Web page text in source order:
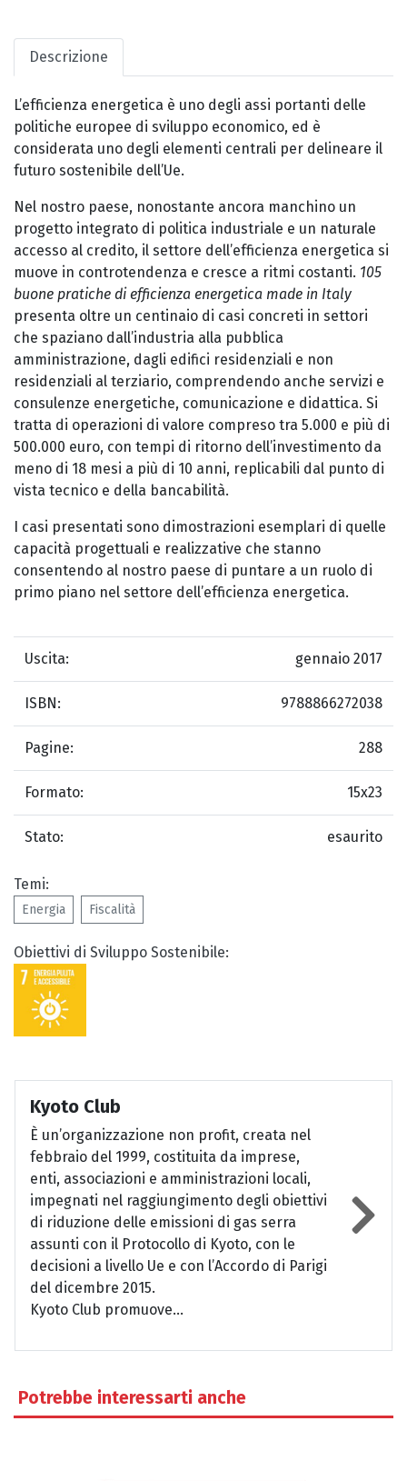
Descrizione
L’efficienza energetica è uno degli assi portanti delle
politiche europee di sviluppo economico, ed è
considerata uno degli elementi centrali per delineare il
futuro sostenibile dell’Ue.
Nel nostro paese, nonostante ancora manchino un
progetto integrato di politica industriale e un naturale
accesso al credito, il settore dell’efficienza energetica si
muove in controtendenza e cresce a ritmi costanti. 105
buone pratiche di efficienza energetica made in Italy
presenta oltre un centinaio di casi concreti in settori
che spaziano dall’industria alla pubblica
amministrazione, dagli edifici residenziali e non
residenziali al terziario, comprendendo anche servizi e
consulenze energetiche, comunicazione e didattica. Si
tratta di operazioni di valore compreso tra 5.000 e più di
500.000 euro, con tempi di ritorno dell’investimento da
meno di 18 mesi a più di 10 anni, replicabili dal punto di
vista tecnico e della bancabilità.
I casi presentati sono dimostrazioni esemplari di quelle
capacità progettuali e realizzative che stanno
consentendo al nostro paese di puntare a un ruolo di
primo piano nel settore dell’efficienza energetica.
Uscita: gennaio 2017
ISBN: 9788866272038
Pagine: 288
Formato: 15x23
Stato: esaurito
Temi:
Energia Fiscalità
Obiettivi di Sviluppo Sostenibile:
Kyoto Club
È un’organizzazione non profit, creata nel
febbraio del 1999, costituita da imprese,
enti, associazioni e amministrazioni locali,
impegnati nel raggiungimento degli obiettivi
di riduzione delle emissioni di gas serra
assunti con il Protocollo di Kyoto, con le
decisioni a livello Ue e con l’Accordo di Parigi
del dicembre 2015.
Kyoto Club promuove...
Potrebbe interessarti anche